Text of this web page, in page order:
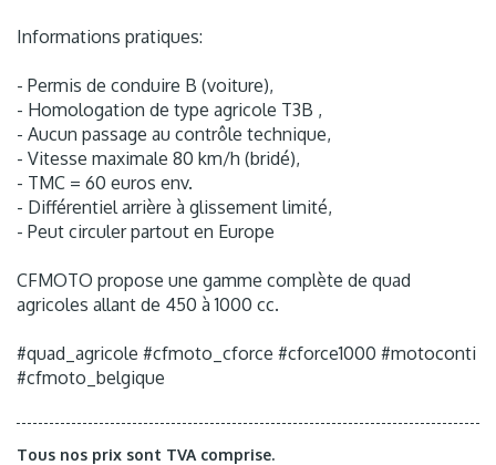
Informations pratiques:
- Permis de conduire B (voiture),
- Homologation de type agricole T3B ,
- Aucun passage au contrôle technique,
- Vitesse maximale 80 km/h (bridé),
- TMC = 60 euros env.
- Différentiel arrière à glissement limité,
- Peut circuler partout en Europe
CFMOTO propose une gamme complète de quad
agricoles allant de 450 à 1000 cc.
#quad_agricole #cfmoto_cforce #cforce1000 #motoconti
#cfmoto_belgique
Tous nos prix sont TVA comprise.